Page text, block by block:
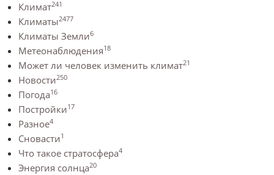
Климат241
Климаты2477
Климаты Земли6
Метеонаблюдения18
Может ли человек изменить климат21
Новости250
Погода16
Постройки17
Разное4
Сновасти1
Что такое стратосфера4
Энергия солнца20